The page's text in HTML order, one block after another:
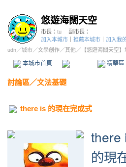
悠遊海闊天空
市長： tu
副市長：
加入本城市
推薦本城市 加入我
udn／城市／文學創作／其他 ／ 【悠遊海闊天空
本城市首頁 精華區
討論區／文法基礎
there is 的現在完成式
的現